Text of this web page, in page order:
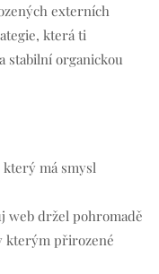
externích
která ti
stabilní organickou
který má smysl
web držel pohromadě
kterým přirozené